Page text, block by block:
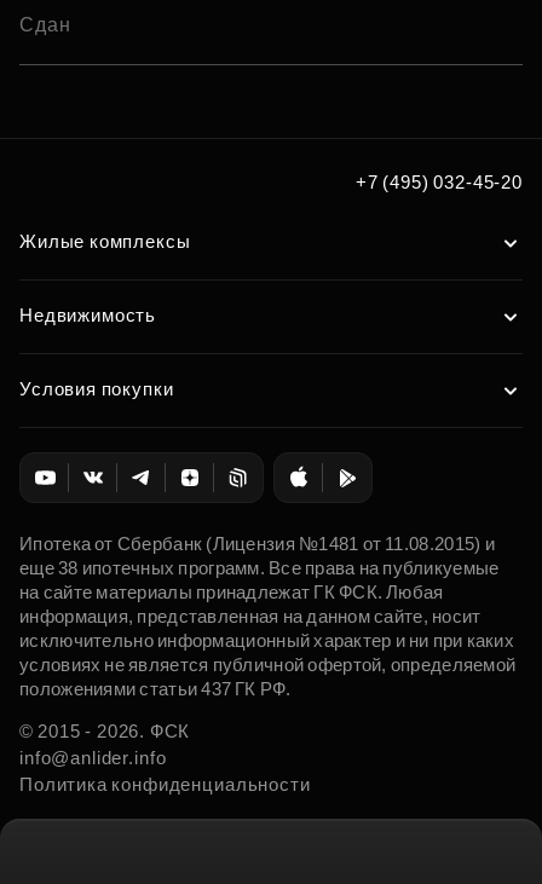
Сдан
+7 (495) 032-45-20
Жилые комплексы
Недвижимость
Условия покупки
Ипотека от Сбербанк (Лицензия №1481 от 11.08.2015) и
еще 38 ипотечных программ. Все права на публикуемые
на сайте материалы принадлежат ГК ФСК. Любая
информация, представленная на данном сайте, носит
исключительно информационный характер и ни при каких
условиях не является публичной офертой, определяемой
положениями статьи 437 ГК РФ.
© 2015 - 2026. ФСК
info@anlider.info
Политика конфиденциальности